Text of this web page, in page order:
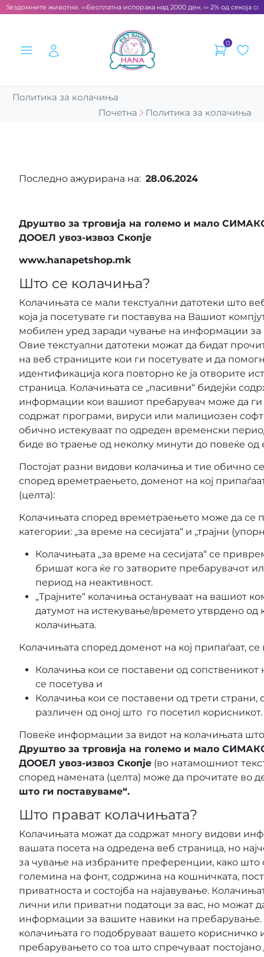
животни. ‹‹‹Бесплатна испорака над 2000 ден. ››› 2% од секоја
0
Политика за колачиња
Почетна
Политика за колачиња
Последно ажурирана на: 28.06.2024
Друштво за трговија на големо и мало
ДООЕЛ увоз-извоз Скопје
www.hanapetshop.mk
Што се колачиња?
Колачињата се мали текстуални датотеки што
која ја посетувате ги поставува на Вашиот
мобилен уред заради чување на информации за
Овие текстуални датотеки можат да бидат
на веб страниците кои ги посетувате и да
идентификација кога повторно ќе ја отворите
страница. Колачињата се „пасивни“ бидејќи
информации кои вашиот пребарувач може да ги
содржат програми, вируси или малициозен
обично истекуваат по одреден временски
биде во траење од неколку минути до повеќе од
Постојат разни видови колачиња и тие обично
според времетраењето, доменот на кој
(целта):
Колачињата според времетраењето може да се
категории: „за време на сесијата“ и „трајни
Колачињата „за време на сесијата“ се
бришат кога ќе го затворите пребарувачот
период на неактивност.
„Трајните“ колачиња остануваат на вашиот
датумот на истекување/времето утврдено од
колачињата.
Колачињата според доменот на кој припаѓаат,
Колачиња кои се поставени од
се посетува и
Колачиња кои се поставени од трети страни,
различен од оној што го посетил корисникот.
Повеќе информации за видот на колачињата што
Друштво за трговија на големо и мало
ДООЕЛ увоз-извоз Скопје(во натамошниот
според намената (целта) може да прочитате во
што ги поставуваме“.
Што прават колачињата?
Колачињата можат да содржат многу видови
вашата посета на одредена веб страница, но
за чување на избраните преференции, како што
големина на фонт, содржина на кошничката,
приватноста и состојба на најавување.
лични или приватни податоци за вас, но можат
информации за вашите навики на пребарување.
колачињата го подобруваат вашето корисничко
пребарувањето со тоа што спречуваат постојано